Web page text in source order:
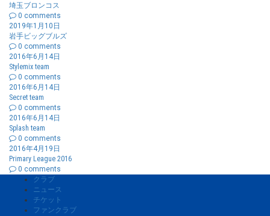
埼玉ブロンコス
0 comments
2019年1月10日
岩手ビッグブルズ
0 comments
2016年6月14日
Stylemix team
0 comments
2016年6月14日
Secret team
0 comments
2016年6月14日
Splash team
0 comments
2016年4月19日
Primary League 2016
0 comments
クラブ
ニュース
チケット
ファンクラブ